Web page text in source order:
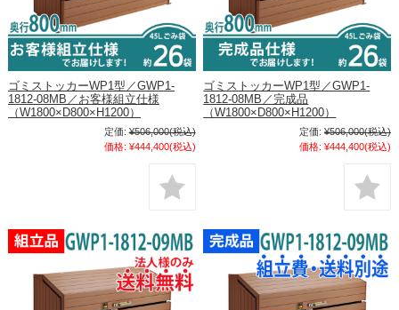
ゴミストッカーWP1型／GWP1-
1812-08MB／お客様組立仕様
（W1800×D800×H1200）
定価: ¥506,000(税込)
価格: ¥444,400(税込)
ゴミストッカーWP1型／GWP1-
1812-08MB／完成品
（W1800×D800×H1200）
定価: ¥506,000(税込)
価格: ¥444,400(税込)